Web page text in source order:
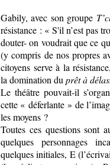
Gabily, avec son groupe
résistance : « S'il n’est pas
douter- on voudrait que ce
(y compris de nos propres
citoyens serve à la
la domination du prêt à
Le théâtre pouvait-il
cette « déferlante » de
les moyens ?
Toutes ces questions sont
quelques personnages
quelques initiales, E